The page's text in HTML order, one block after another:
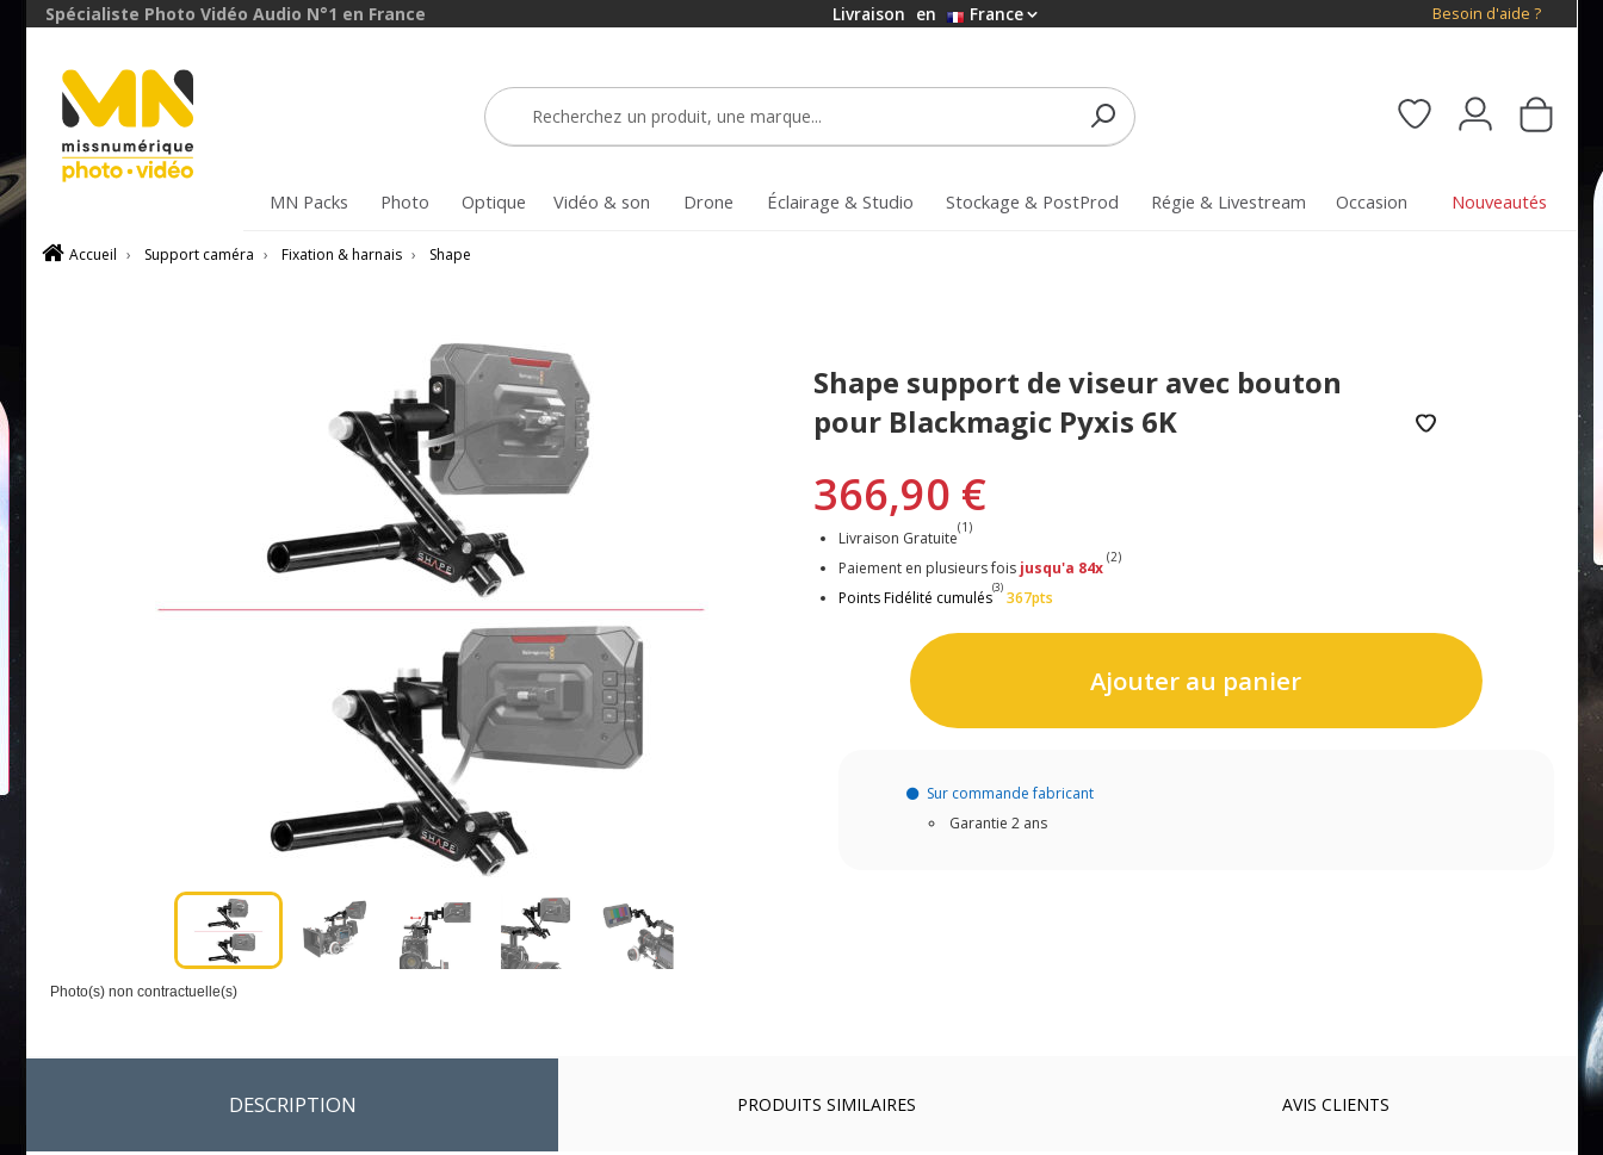
Spécialiste Photo Vidéo Audio N°1 en France Livraison en France Besoin d'aide ?
MN Packs Photo Optique Vidéo & son Drone Éclairage & Studio Stockage & PostProd Régie & Livestream Occasion Nouveautés
Accueil › Support caméra › Fixation & harnais › Shape
Photo(s) non contractuelle(s)
Shape support de viseur avec bouton
pour Blackmagic Pyxis 6K
366,90 €
Livraison Gratuite
(1)
Paiement en plusieurs fois jusqu'a 84x
(2)
Points Fidélité cumulés
(3)
367pts
Ajouter au panier
Sur commande fabricant
Garantie 2 ans
DESCRIPTION PRODUITS SIMILAIRES AVIS CLIENTS